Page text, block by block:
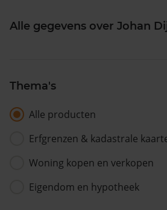
Alle gegevens over Johan
Thema's
Alle producten
Erfgrenzen & kadastrale
Woning kopen en verkopen
Eigendom en hypotheek